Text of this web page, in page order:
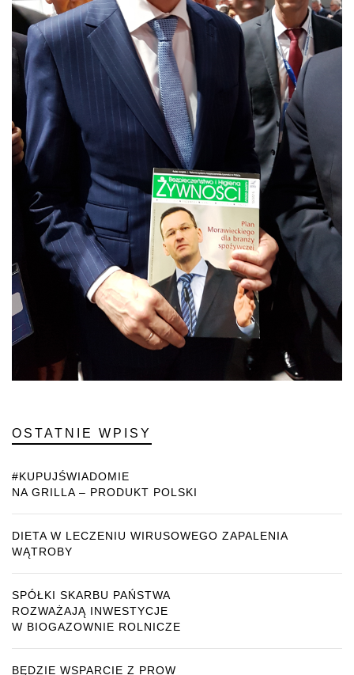
OSTATNIE WPISY
#KUPUJŚWIADOMIE
NA GRILLA – PRODUKT POLSKI
DIETA W LECZENIU WIRUSOWEGO ZAPALENIA
WĄTROBY
SPÓŁKI SKARBU PAŃSTWA
ROZWAŻAJĄ INWESTYCJE
W BIOGAZOWNIE ROLNICZE
BĘDZIE WSPARCIE Z PROW